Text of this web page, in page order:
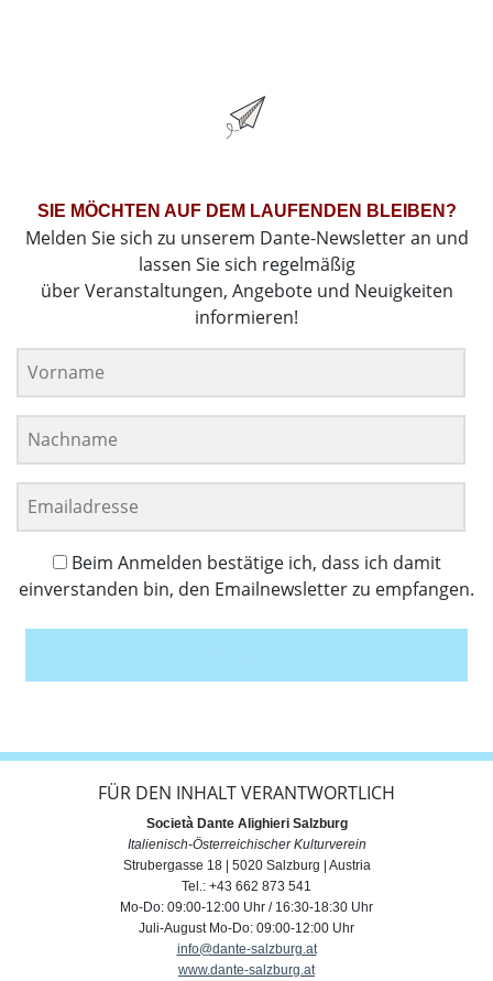
SIE MÖCHTEN AUF DEM LAUFENDEN BLEIBEN?
Melden Sie sich zu unserem Dante-Newsletter an und
lassen Sie sich regelmäßig
über Veranstaltungen, Angebote und Neuigkeiten
informieren!
Beim Anmelden bestätige ich, dass ich damit
einverstanden bin, den Emailnewsletter zu empfangen.
FÜR DEN INHALT VERANTWORTLICH
Società Dante Alighieri Salzburg
Italienisch-Österreichischer Kulturverein
Strubergasse 18 | 5020 Salzburg | Austria
Tel.: +43 662 873 541
Mo-Do: 09:00-12:00 Uhr / 16:30-18:30 Uhr
Juli-August Mo-Do: 09:00-12:00 Uhr
info@dante-salzburg.at
www.dante-salzburg.at